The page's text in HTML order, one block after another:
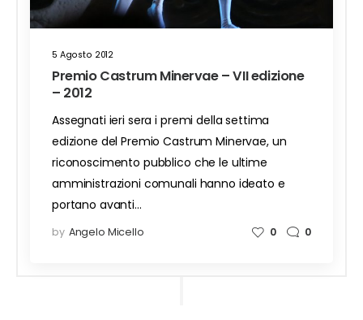
5 Agosto 2012
Premio Castrum Minervae – VII edizione
– 2012
Assegnati ieri sera i premi della settima
edizione del Premio Castrum Minervae, un
riconoscimento pubblico che le ultime
amministrazioni comunali hanno ideato e
portano avanti…
by Angelo Micello 0 0